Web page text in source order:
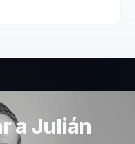
a Julián